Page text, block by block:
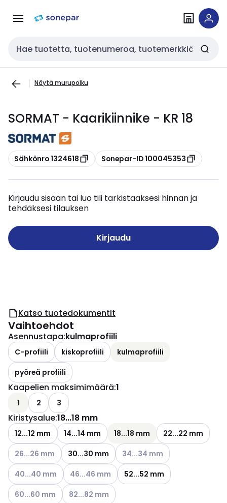
navigointiinsisältöön
Haku
Näytä murupolku
SORMAT - Kaarikiinnike - KR 18
Kopioi
Sähkönro 1324618 Kopioi
Sonepar-ID 100045353
Kirjaudu sisään tai luo tili tarkistaaksesi hinnan ja
tehdäksesi tilauksen
Kirjaudu
Katso tuotedokumentit
Vaihtoehdot
Asennustapa:kulmaprofiili
C-profiili kiskoprofiili
kulmaprofiili
pyöreä profiili
Kaapelien maksimimäärä:1
1 2 3
Kiristysalue:18...18 mm
12...12 mm 14...14 mm 18...18 mm
22...22 mm
Katso käytettävissä olevat vaihtoehdot
26...26 mm 30...30 mm Katso käytettävissä olevat
34...34 mm
Katso käytettävissä olevat vaihtoehdot
40...40 mm Katso käytettävissä olevat vaihtoehdot
46...46 mm
52...52 mm
Katso käytettävissä olevat vaihtoehdot
60...60 mm Katso käytettävissä olevat vaihtoehdot
82...82 mm